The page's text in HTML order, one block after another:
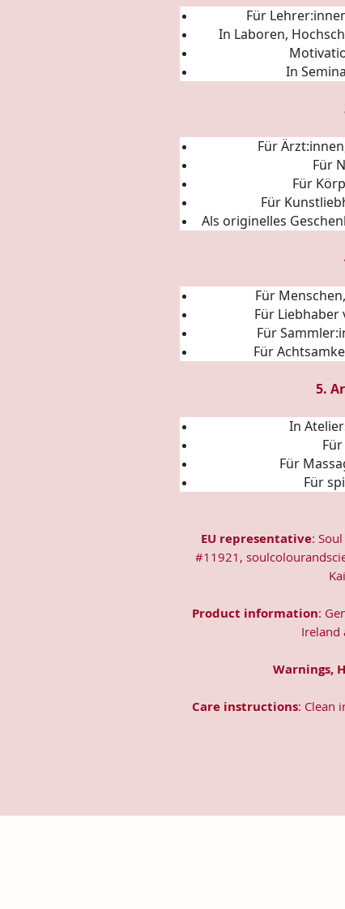
Für
In Laboren,
In
Für
Für
Für
Für
Als originelles
Für
Für
Für
Für
5.
In
Für
Für
EU representative:
#11921,
Product information:
Ireland
Warnings,
Care instructions: Clean